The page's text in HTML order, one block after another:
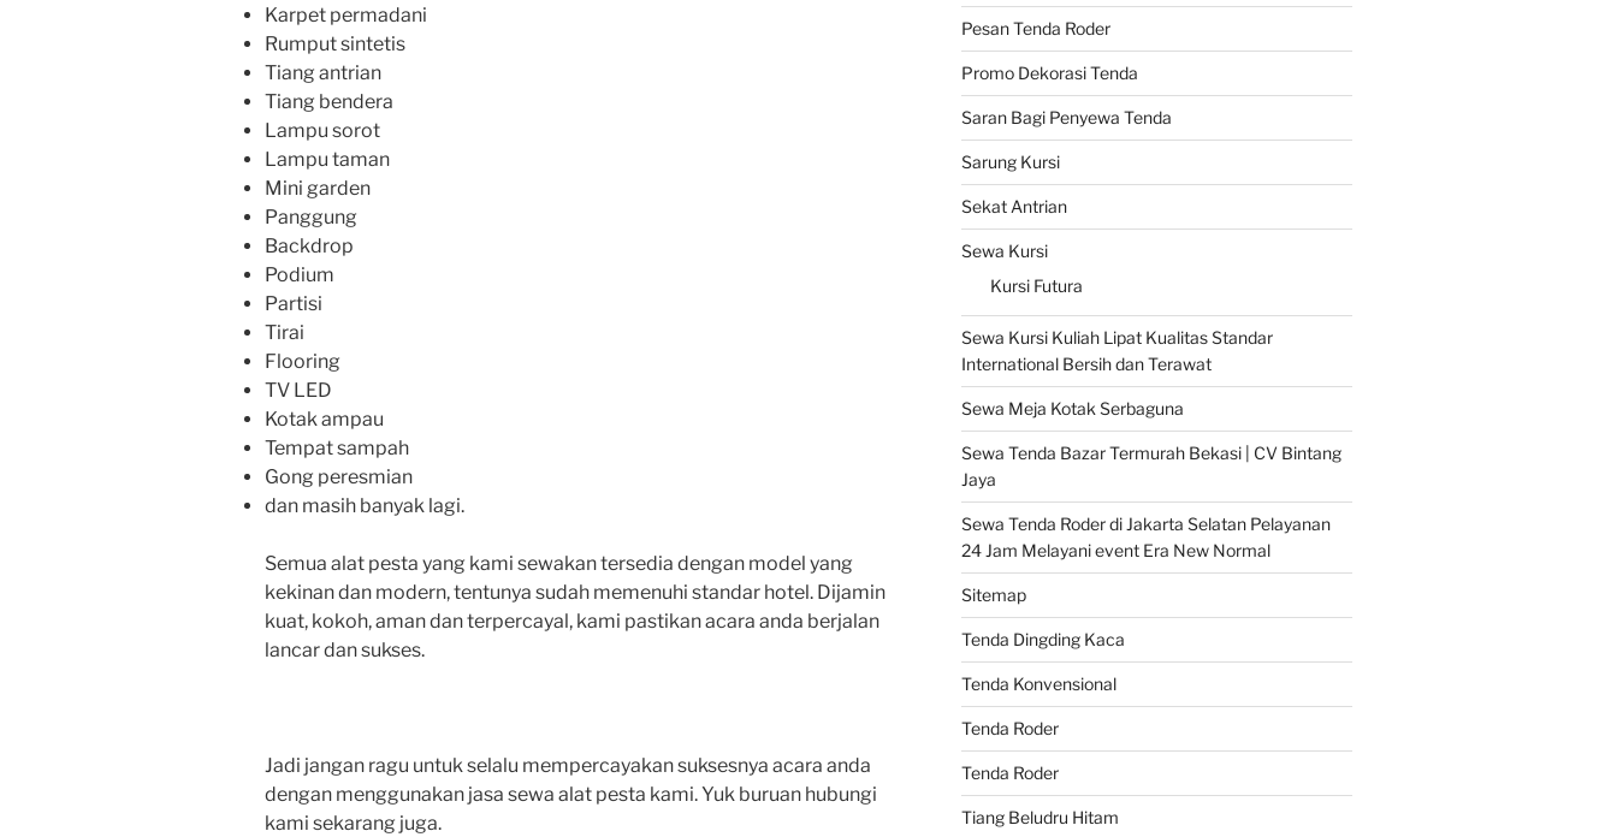
Karpet permadani
Rumput sintetis
Tiang antrian
Tiang bendera
Lampu sorot
Lampu taman
Mini garden
Panggung
Backdrop
Podium
Partisi
Tirai
Flooring
TV LED
Kotak ampau
Tempat sampah
Gong peresmian
dan masih banyak lagi.
Semua alat pesta yang kami sewakan tersedia dengan model yang
kekinan dan modern, tentunya sudah memenuhi standar hotel. Dijamin
kuat, kokoh, aman dan terpercayal, kami pastikan acara anda berjalan
lancar dan sukses.
Jadi jangan ragu untuk selalu mempercayakan suksesnya acara anda
dengan menggunakan jasa sewa alat pesta kami. Yuk buruan hubungi
kami sekarang juga.
Pesan Tenda Roder
Promo Dekorasi Tenda
Saran Bagi Penyewa Tenda
Sarung Kursi
Sekat Antrian
Sewa Kursi
Kursi Futura
Sewa Kursi Kuliah Lipat Kualitas Standar
International Bersih dan Terawat
Sewa Meja Kotak Serbaguna
Sewa Tenda Bazar Termurah Bekasi | CV Bintang
Jaya
Sewa Tenda Roder di Jakarta Selatan Pelayanan
24 Jam Melayani event Era New Normal
Sitemap
Tenda Dingding Kaca
Tenda Konvensional
Tenda Roder
Tenda Roder
Tiang Beludru Hitam